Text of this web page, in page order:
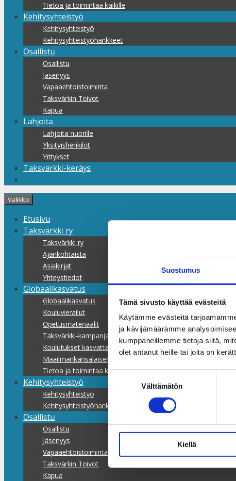
Suostumus
Tämä sivusto käyttää evästeitä
Käytämme evästeitä
ja kävijämäärämme
kumppaneillemme tietoja siitä,
olet antanut heille tai joita on
Suostumuksen
valinta
Välttämätön
Kiellä
Tietoa ja toimintaa kaikille
Kehitysyhteistyö
Kehitysyhteistyö
Kehitysyhteistyöhankkeet
Osallistu
Osallistu
Jäsenyys
Vapaaehtoistoiminta
Taksvärkin Toivot
Kapua
Lahjoita
Lahjoita nuorille
Yksityishenkilöt
Yritykset
Taksvärkki-keräys
Valikko
Etusivu
Taksvärkki ry
Taksvärkki ry
Ajankohtaista
Asiakirjat
Yhteystiedot
Globaalikasvatus
Globaalikasvatus
Kouluvierailut
Opetusmateriaalit
Taksvärkki-kampanjat
Koulutukset kasvattajille
Maailmankansalaisen koulu
Tietoa ja toimintaa kaikille
Kehitysyhteistyö
Kehitysyhteistyö
Kehitysyhteistyöhankkeet
Osallistu
Osallistu
Jäsenyys
Vapaaehtoistoiminta
Taksvärkin Toivot
Kapua